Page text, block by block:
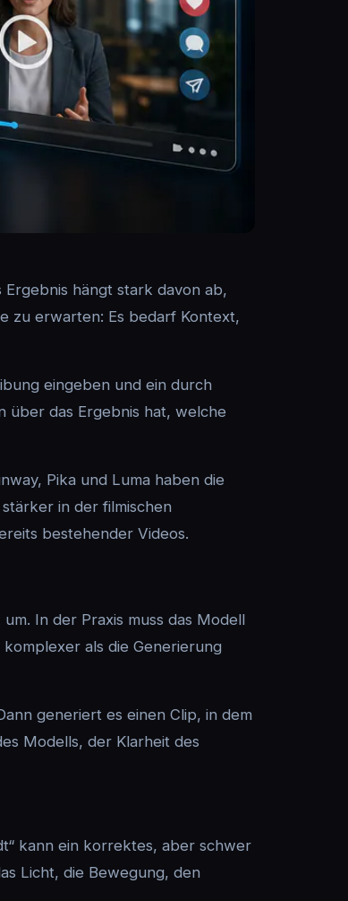
hängt stark davon ab,
zu erwarten: Es bedarf Kontext,
eingeben und ein durch
über das Ergebnis hat, welche
Pika und Luma haben die
in der filmischen
bestehender Videos.
In der Praxis muss das Modell
als die Generierung
generiert es einen Clip, in dem
Modells, der Klarheit des
kann ein korrektes, aber schwer
Licht, die Bewegung, den